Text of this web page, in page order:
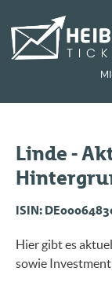
Linde -
ISIN:
Hier gibt es
sowie